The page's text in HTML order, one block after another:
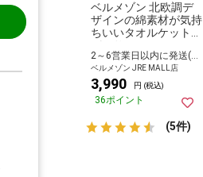
ベルメゾン 北欧調デ
ザインの綿素材が気持
ちいいタオルケット
パンサー
ベルメゾン JRE MALL店
3,990 円 (税込)
36ポイント
(5件)